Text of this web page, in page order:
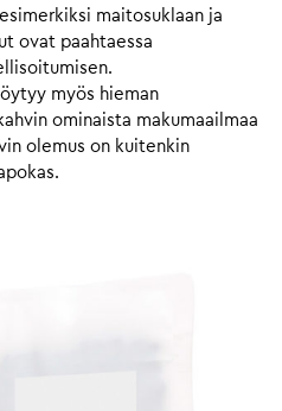
maitosuklaan ja
ovat paahtaessa
myös hieman
ominaista makumaailmaa
olemus on kuitenkin